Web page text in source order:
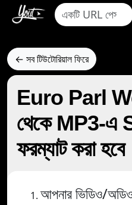
← সব টিউটোরিয়াল ফিরে
Euro Parl
থেকে MP3-এ
ফরম্যাট করা হবে
আপনার ভিডিও/